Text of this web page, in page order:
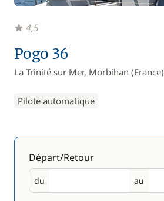
Pogo 36
La Trinité sur Mer, Morbihan (France)
Pilote automatique
4,5
Départ/Retour
du
Départ au
Retour